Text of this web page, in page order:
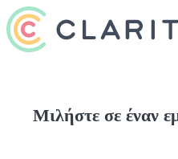
Μιλήστε σε έναν